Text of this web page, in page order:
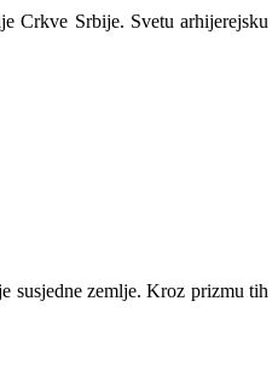
Crkve Srbije. Svetu arhijerejsku
susjedne zemlje. Kroz prizmu tih